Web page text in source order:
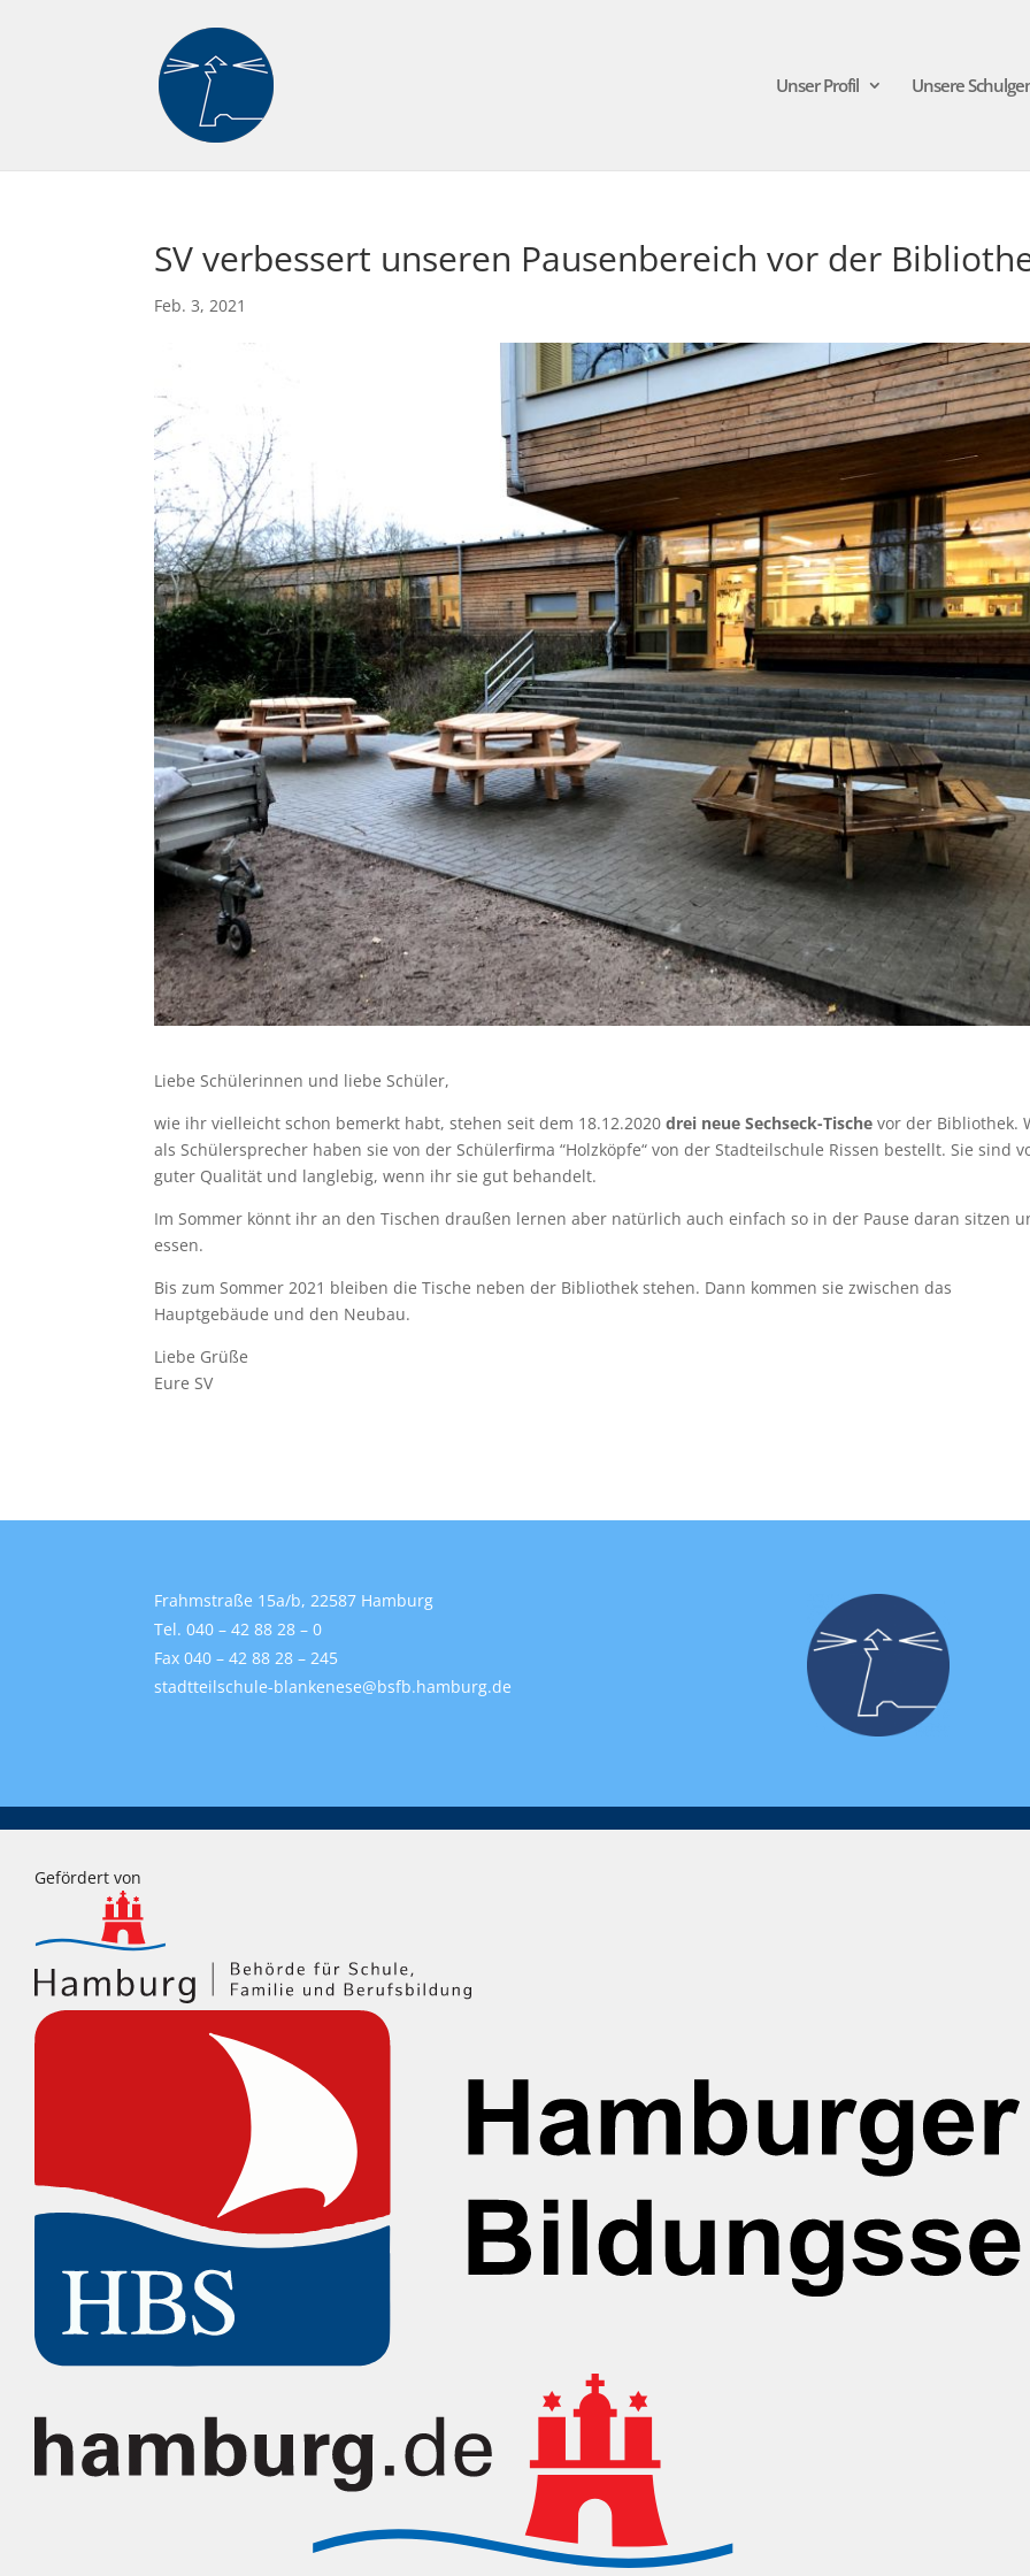
Unser Profil Unsere
SV verbessert unseren Pausenbereich vor der
Feb. 3, 2021
Liebe Schülerinnen und liebe Schüler,
wie ihr vielleicht schon bemerkt habt, stehen seit dem 18.12.2020drei neue Sechseck-Tische vor der Bibliothek.
als Schülersprecher haben sie von der Schülerfirma “Holzköpfe“ von der Stadteilschule Rissen bestellt. Sie sind
guter Qualität und langlebig, wenn ihr sie gut behandelt.
Im Sommer könnt ihr an den Tischen draußen lernen aber natürlich auch einfach so in der Pause daran sitzen
essen.
Bis zum Sommer 2021 bleiben die Tische neben der Bibliothek stehen. Dann kommen sie zwischen das
Hauptgebäude und den Neubau.
Liebe Grüße
Eure SV
Frahmstraße 15a/b, 22587 Hamburg
Tel. 040 – 42 88 28 – 0
Fax 040 – 42 88 28 – 245
stadtteilschule-blankenese@bsfb.hamburg.de
Gefördert von